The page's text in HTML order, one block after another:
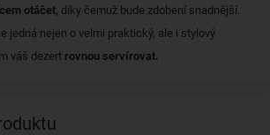
otáčet, díky čemuž bude zdobení snadnější.
jedná nejen o velmi praktický, ale i stylový
váš dezert rovnou servírovat.